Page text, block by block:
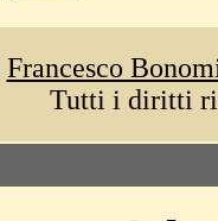
Francesco
Tutti i diritti